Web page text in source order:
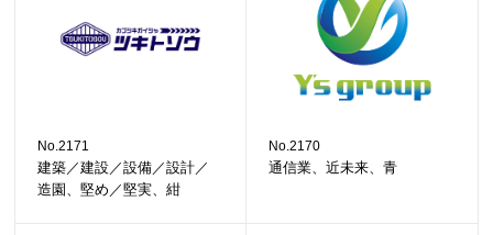
No.2171
建築／建設／設備／設計／
造園、堅め／堅実、紺
No.2170
通信業、近未来、青